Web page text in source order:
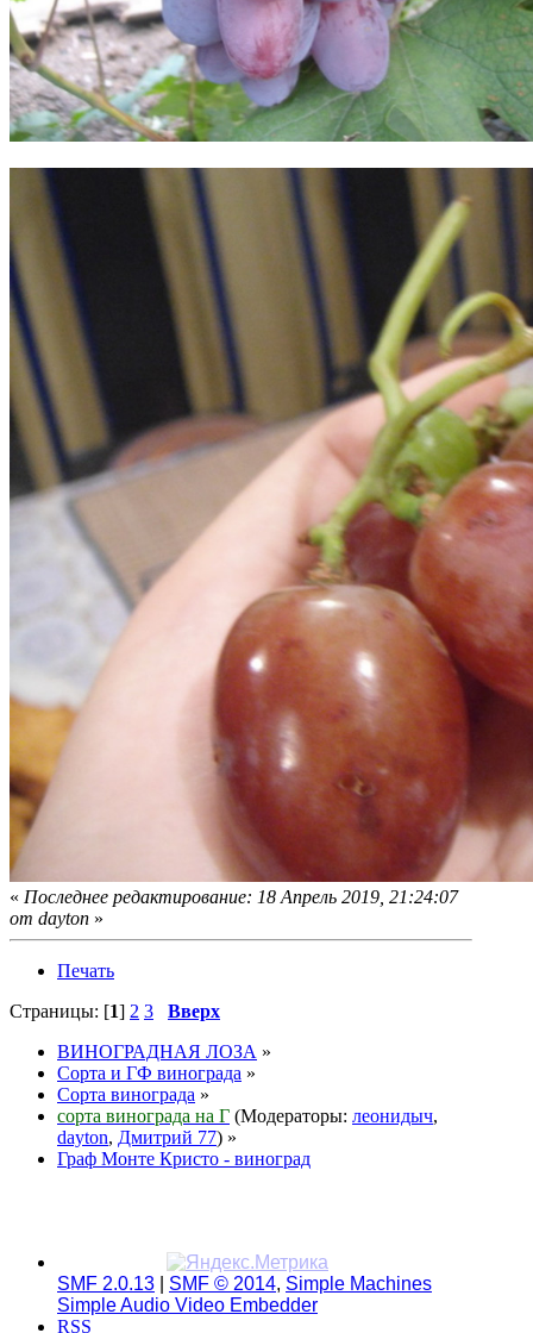
« Последнее редактирование: 18 Апрель 2019, 21:24:07
от dayton »
Печать
Страницы: [1] 2 3
Вверх
ВИНОГРАДНАЯ ЛОЗА »
Сорта и ГФ винограда »
Сорта винограда »
сорта винограда на Г (Модераторы: леонидыч,
dayton, Дмитрий 77) »
Граф Монте Кристо - виноград
SMF 2.0.13 SMF © 2014, Simple Machines
Simple Audio Video Embedder
RSS